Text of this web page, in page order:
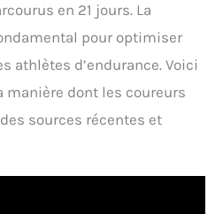
en 21 jours. La
pour optimiser
athlètes d’endurance. Voici
manière dont les coureurs
sources récentes et